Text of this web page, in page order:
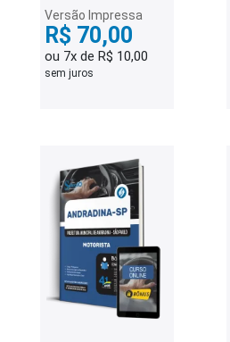
Versão Impressa
R$ 70,00
ou 7x de R$ 10,00
sem juros